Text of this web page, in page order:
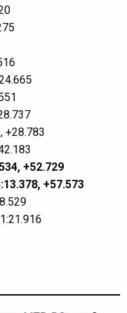
+28.783
+52.729
+57.573